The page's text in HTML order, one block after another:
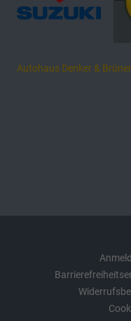
Autohaus Denker &